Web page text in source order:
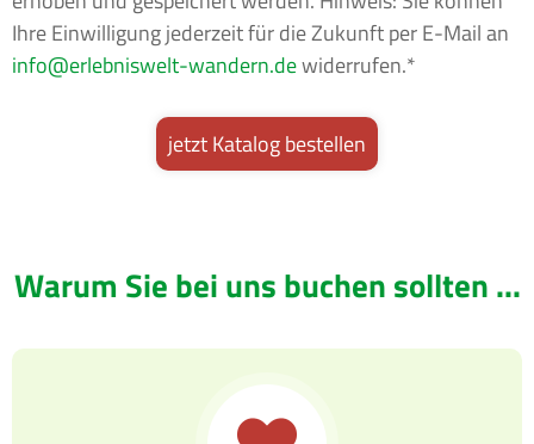
Ihre Einwilligung jederzeit für die Zukunft per E-Mail an
info
erlebniswelt-wandern.dewiderrufen.*
Warum Sie bei uns buchen sollten ...